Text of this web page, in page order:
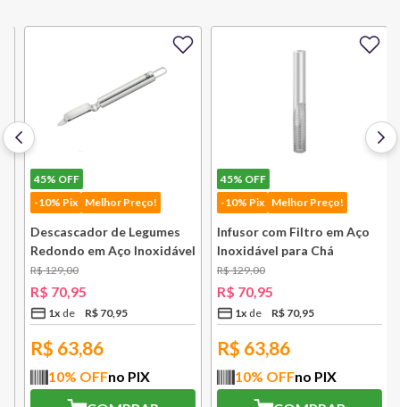
45%OFF
-10% Pix
Melhor Preço!
Descascador de Legumes
Redondo em Aço Inoxidável
131 mm Bsf
R$129,00
R$70,95
1 x R$70,95
R$63,86
10% OFFno PIX
45%OFF
-10% Pix
Melhor Preço!
Infusor com Filtro em Aço
Inoxidável para Chá
Lausanne Bsf
R$129,00
R$70,95
1 x R$70,95
R$63,86
10% OFFno PIX